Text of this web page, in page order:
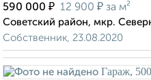
590 000 ₽ 12 900 ₽ за м²
Советский район, мкр.
Собственник, 23.08.2020